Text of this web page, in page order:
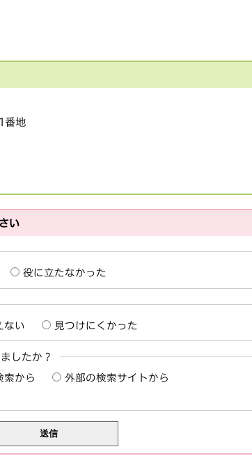
番地
い
役に立たなかった
ない 見つけにくかった
したか？
索から
外部の検索サイトから